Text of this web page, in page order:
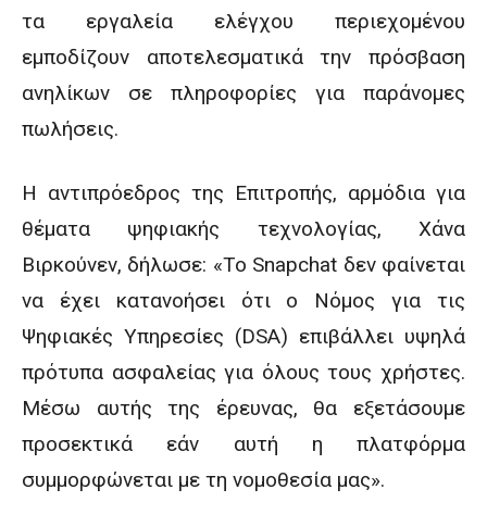
τα εργαλεία ελέγχου περιεχομένου
εμποδίζουν αποτελεσματικά την πρόσβαση
ανηλίκων σε πληροφορίες για παράνομες
πωλήσεις.
Η αντιπρόεδρος της Επιτροπής, αρμόδια για
θέματα ψηφιακής τεχνολογίας, Χάνα
Βιρκούνεν, δήλωσε: «Το Snapchat δεν φαίνεται
να έχει κατανοήσει ότι ο Νόμος για τις
Ψηφιακές Υπηρεσίες (DSA) επιβάλλει υψηλά
πρότυπα ασφαλείας για όλους τους χρήστες.
Μέσω αυτής της έρευνας, θα εξετάσουμε
προσεκτικά εάν αυτή η πλατφόρμα
συμμορφώνεται με τη νομοθεσία μας».